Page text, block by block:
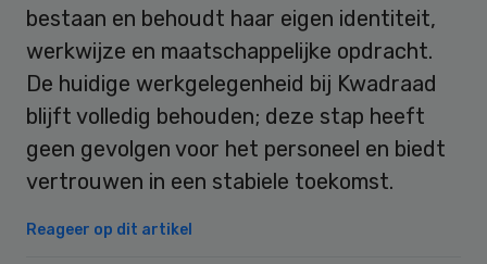
bestaan en behoudt haar eigen identiteit,
werkwijze en maatschappelijke opdracht.
De huidige werkgelegenheid bij Kwadraad
blijft volledig behouden; deze stap heeft
geen gevolgen voor het personeel en biedt
vertrouwen in een stabiele toekomst.
Reageer op dit artikel